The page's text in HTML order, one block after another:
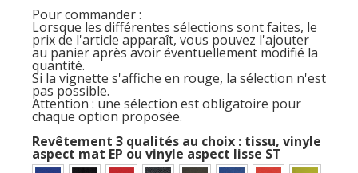
Pour commander :
Lorsque les différentes sélections sont faites, le
prix de l'article apparaît, vous pouvez l'ajouter
au panier après avoir éventuellement modifié la
quantité.
Si la vignette s'affiche en rouge, la sélection n'est
pas possible.
Attention : une sélection est obligatoire pour
chaque option proposée.
Revêtement 3 qualités au choix : tissu, vinyle
aspect mat EP ou vinyle aspect lisse ST